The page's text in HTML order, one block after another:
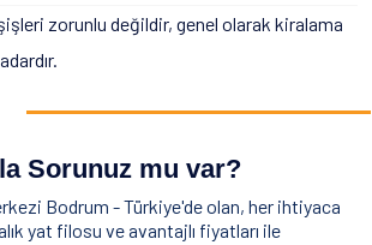
zorunlu değildir, genel olarak kiralama
Sorunuz mu var?
Bodrum - Türkiye'de olan, her ihtiyaca
yat filosu ve avantajlı fiyatları ile